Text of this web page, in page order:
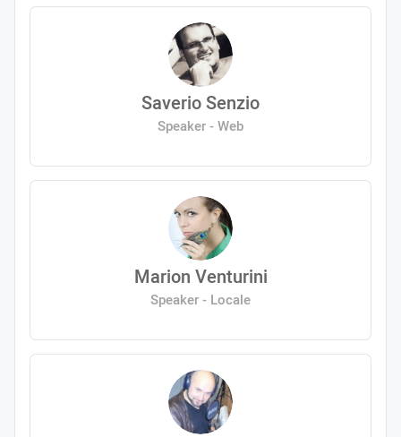
Saverio Senzio
Speaker - Web
Marion Venturini
Speaker - Locale